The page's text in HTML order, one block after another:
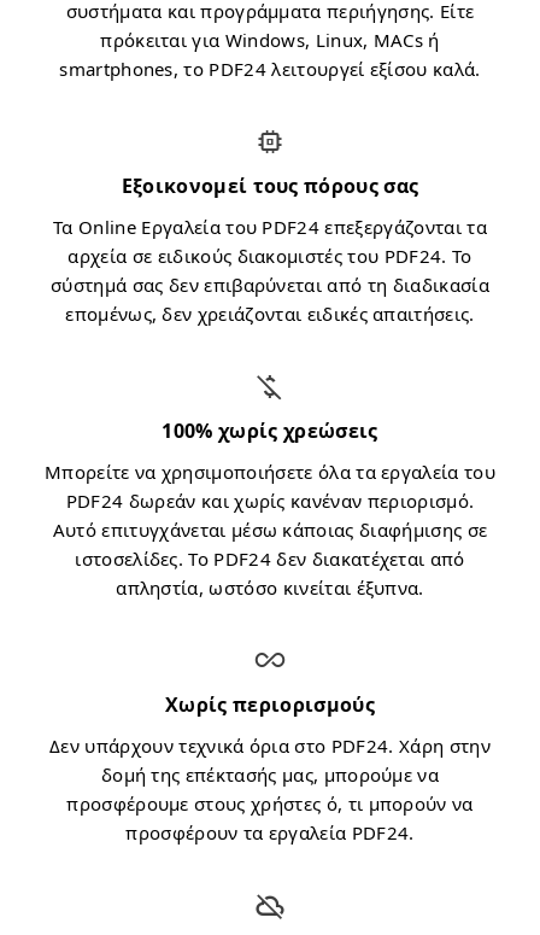
συστήματα και προγράμματα περιήγησης. Είτε
πρόκειται για Windows, Linux, MACs ή
smartphones, το PDF24 λειτουργεί εξίσου καλά.
Εξοικονομεί τους πόρους σας
Τα Online Εργαλεία του PDF24 επεξεργάζονται τα
αρχεία σε ειδικούς διακομιστές του PDF24. Το
σύστημά σας δεν επιβαρύνεται από τη διαδικασία
επομένως, δεν χρειάζονται ειδικές απαιτήσεις.
100% χωρίς χρεώσεις
Μπορείτε να χρησιμοποιήσετε όλα τα εργαλεία του
PDF24 δωρεάν και χωρίς κανέναν περιορισμό.
Αυτό επιτυγχάνεται μέσω κάποιας διαφήμισης σε
ιστοσελίδες. Το PDF24 δεν διακατέχεται από
απληστία, ωστόσο κινείται έξυπνα.
Χωρίς περιορισμούς
Δεν υπάρχουν τεχνικά όρια στο PDF24. Χάρη στην
δομή της επέκτασής μας, μπορούμε να
προσφέρουμε στους χρήστες ό, τι μπορούν να
προσφέρουν τα εργαλεία PDF24.